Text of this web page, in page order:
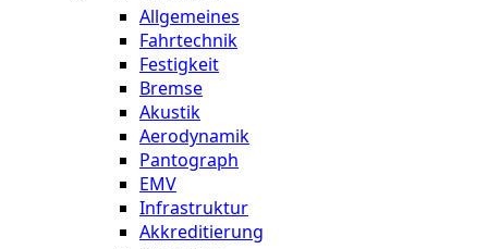
Allgemeines
Fahrtechnik
Festigkeit
Bremse
Akustik
Aerodynamik
Pantograph
EMV
Infrastruktur
Akkreditierung